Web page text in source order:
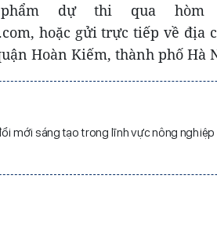
dự thi qua
hoặc gửi trực tiếp về địa
Hoàn Kiếm, thành phố Hà
mới sáng tạo trong lĩnh vực nông